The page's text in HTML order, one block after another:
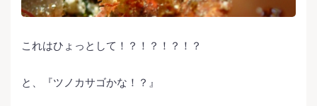
これはひょっとして！？！？！？！？
と、『ツノカサゴかな！？』